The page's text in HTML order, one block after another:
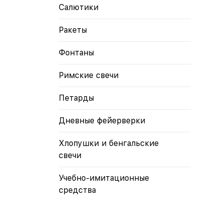
Салютики
Ракеты
Фонтаны
Римские свечи
Петарды
Дневные фейерверки
Хлопушки и бенгальские
свечи
Учебно-имитационные
средства